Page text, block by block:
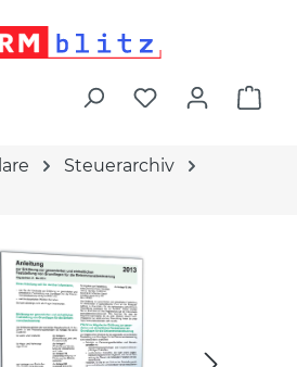
Steuerarchiv